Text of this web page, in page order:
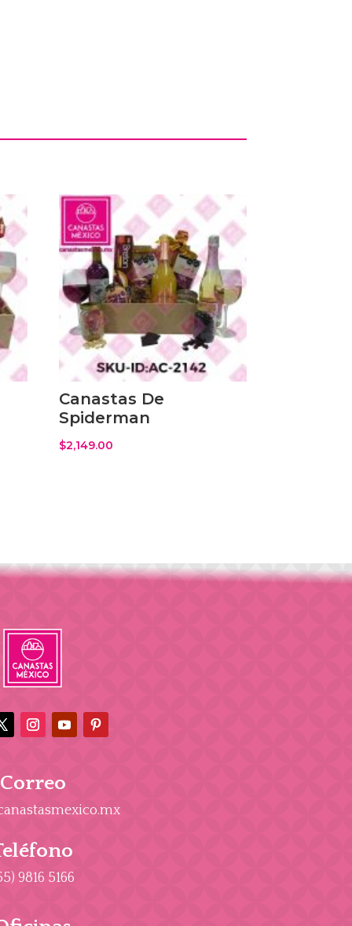
Canastas De
Spiderman
$2,149.00
Correo
9816 5166